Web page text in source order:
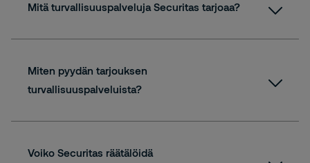
Mitä turvallisuuspalveluja Securitas tarjoaa?
Miten pyydän tarjouksen
turvallisuuspalveluista?
yhteydenottolomake
Voiko Securitas räätälöidä